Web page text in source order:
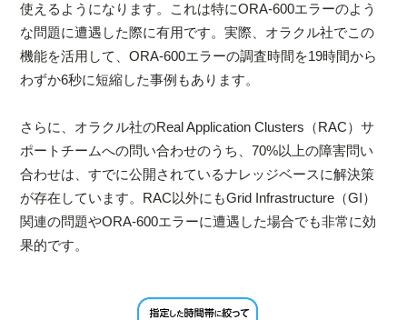
使えるようになります。これは特にORA-600エラーのよう
な問題に遭遇した際に有用です。実際、オラクル社でこの
機能を活用して、ORA-600エラーの調査時間を19時間から
わずか6秒に短縮した事例もあります。
さらに、オラクル社のReal Application Clusters（RAC）サ
ポートチームへの問い合わせのうち、70%以上の障害問い
合わせは、すでに公開されているナレッジベースに解決策
が存在しています。RAC以外にもGrid Infrastructure（GI）
関連の問題やORA-600エラーに遭遇した場合でも非常に効
果的です。